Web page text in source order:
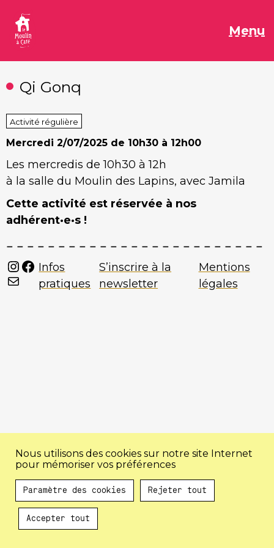
contenu
Menu
Qi Gonq
Activité régulière
Mercredi 2/07/2025 de 10h30 à 12h00
Les mercredis de 10h30 à 12h
à la salle du Moulin des Lapins, avec Jamila
Cette activité est réservée à nos
adhérent·e·s !
Instagram
Facebook
Mail
Infos
pratiques
S’inscrire à la
newsletter
Mentions
légales
Au programme !
Nous utilisons des cookies sur notre site Internet
pour mémoriser vos préférences
Paramètre des cookies Rejeter tout
Accepter tout